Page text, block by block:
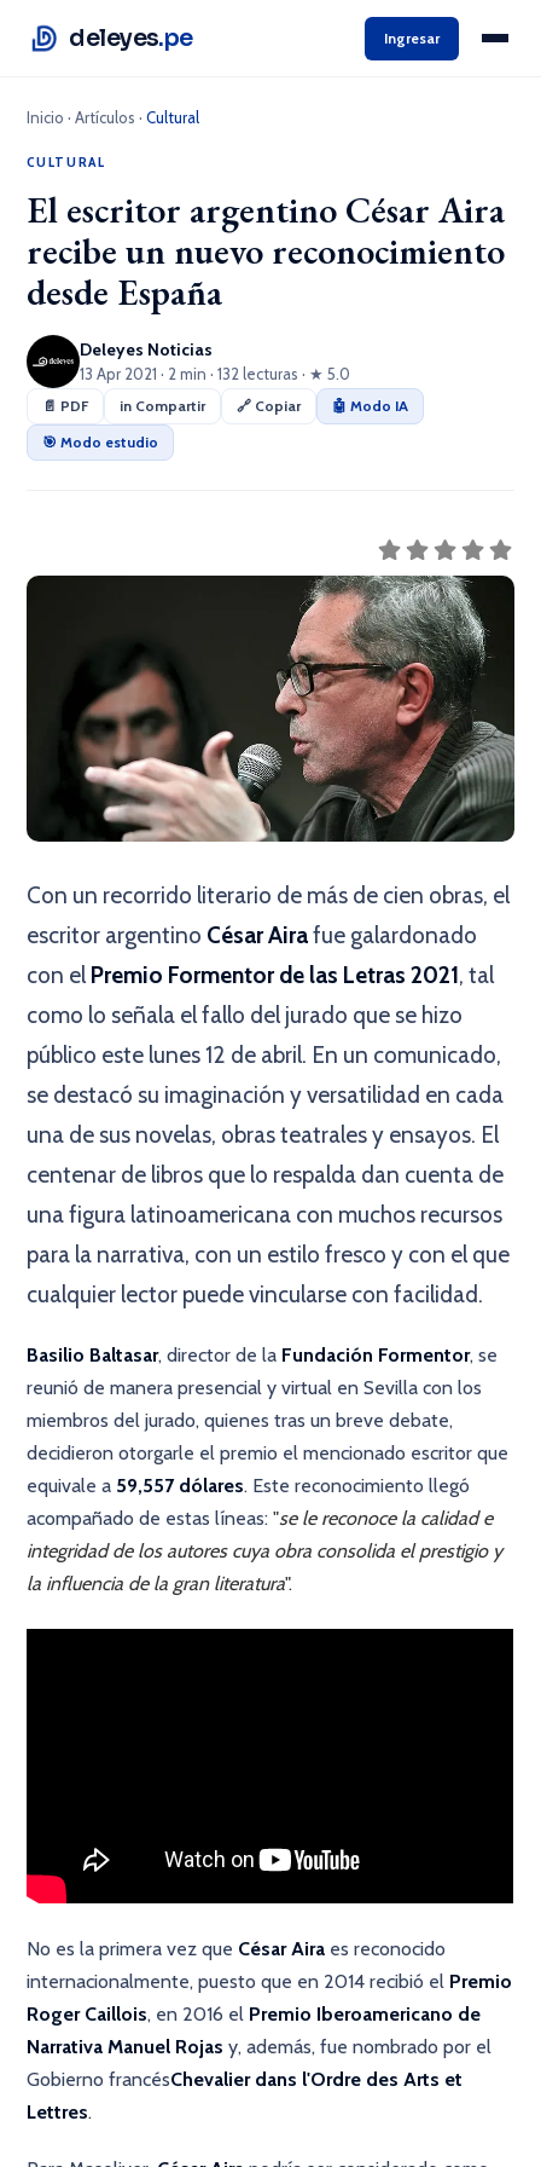
deleyes.pe Ingresar
Inicio ·Artículos ·Cultural
CULTURAL
El escritor argentino César Aira
recibe un nuevo reconocimiento
desde España
Deleyes Noticias
13 Apr 2021 · 2 min · 132 lecturas · ★ 5.0
📄 PDF in Compartir 🔗 Copiar
🤖 Modo IA
🎯 Modo estudio
Con un recorrido literario de más de cien obras, el
escritor argentino César Airafue galardonado
con el Premio Formentor de las Letras 2021, tal
como lo señala el fallo del jurado que se hizo
público este lunes 12 de abril. En un comunicado,
se destacó su imaginación y versatilidad en cada
una de sus novelas, obras teatrales y ensayos. El
centenar de libros que lo respalda dan cuenta de
una figura latinoamericana con muchos recursos
para la narrativa, con un estilo fresco y con el que
cualquier lector puede vincularse con facilidad.
Basilio Baltasar, director de la Fundación Formentor, se
reunió de manera presencial y virtual en Sevilla con los
miembros del jurado, quienes tras un breve debate,
decidieron otorgarle el premio el mencionado escritor que
equivale a 59,557 dólares. Este reconocimiento llegó
acompañado de estas líneas: "se le reconoce la calidad e
integridad de los autores cuya obra consolida el prestigio y
la influencia de la gran literatura".
No es la primera vez que César Aira es reconocido
internacionalmente, puesto que en 2014 recibió el Premio
Roger Caillois, en 2016 el Premio Iberoamericano de
Narrativa Manuel Rojasy, además, fue nombrado por el
Gobierno francésChevalier dans l'Ordre des Arts et
Lettres.